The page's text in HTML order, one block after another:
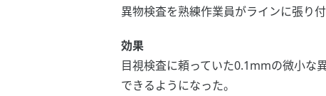
異物検査を熟練作業員がラインに張り
効果
目視検査に頼っていた0.1mmの微小な
できるようになった。